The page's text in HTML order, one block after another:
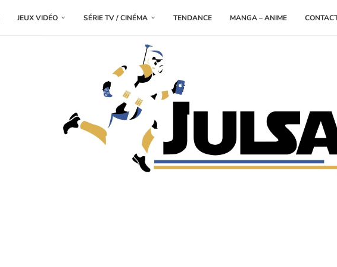
JEUX VIDÉO SÉRIE TV / CINÉMA TENDANCE MANGA – ANIME